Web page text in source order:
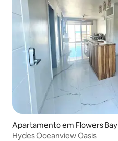
Apartamento em Flowers Bay
Hydes Oceanview Oasis